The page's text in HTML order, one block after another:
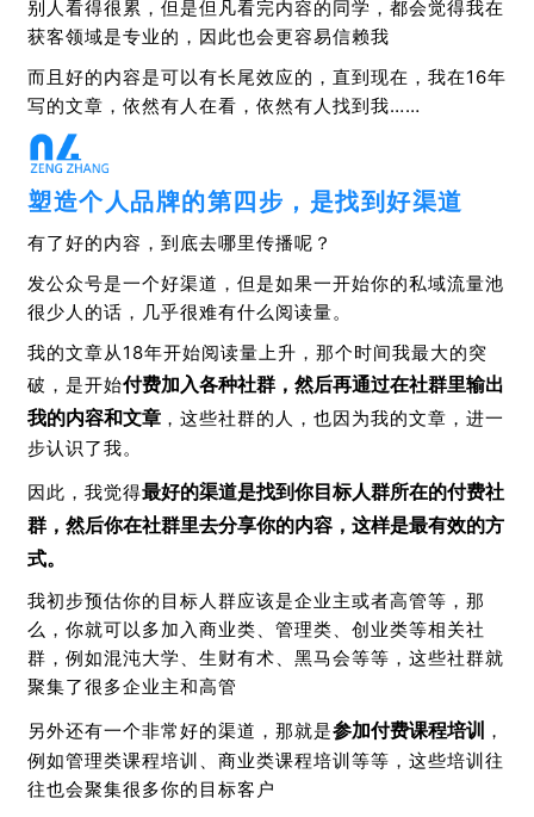
别人看得很累，但是但凡看完内容的同学，都会觉得我在
获客领域是专业的，因此也会更容易信赖我
而且好的内容是可以有长尾效应的，直到现在，我在16年
写的文章，依然有人在看，依然有人找到我……
塑造个人品牌的第四步，是找到好渠道
有了好的内容，到底去哪里传播呢？
发公众号是一个好渠道，但是如果一开始你的私域流量池
很少人的话，几乎很难有什么阅读量。
我的文章从18年开始阅读量上升，那个时间我最大的突
破，是开始付费加入各种社群，然后再通过在社群里输出
我的内容和文章 ，这些社群的人，也因为我的文章，进一
步认识了我。
因此，我觉得最好的渠道是找到你目标人群所在的付费社
群，然后你在社群里去分享你的内容，这样是最有效的方
式。
我初步预估你的目标人群应该是企业主或者高管等，那
么，你就可以多加入商业类、管理类、创业类等相关社
群，例如混沌大学、生财有术、黑马会等等，这些社群就
聚集了很多企业主和高管
另外还有一个非常好的渠道，那就是参加付费课程培训 ，
例如管理类课程培训、商业类课程培训等等，这些培训往
往也会聚集很多你的目标客户